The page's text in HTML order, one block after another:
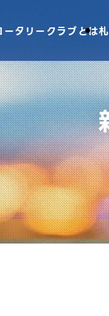
ータリークラブとは